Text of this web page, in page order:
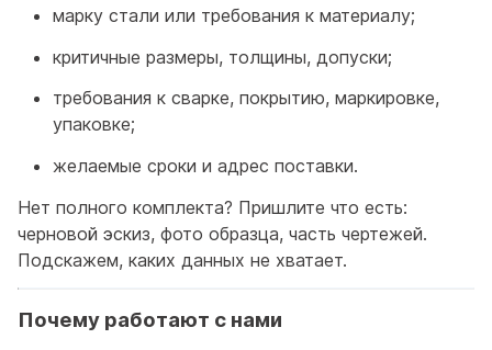
марку стали или требования к материалу;
критичные размеры, толщины, допуски;
требования к сварке, покрытию, маркировке,
упаковке;
желаемые сроки и адрес поставки.
Нет полного комплекта? Пришлите что есть:
черновой эскиз, фото образца, часть чертежей.
Подскажем, каких данных не хватает.
Почему работают с нами